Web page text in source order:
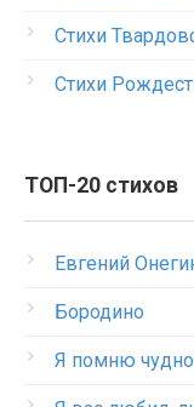
Стихи
Стихи
ТОП-20 стихов
Евгений
Бородино
Я помню